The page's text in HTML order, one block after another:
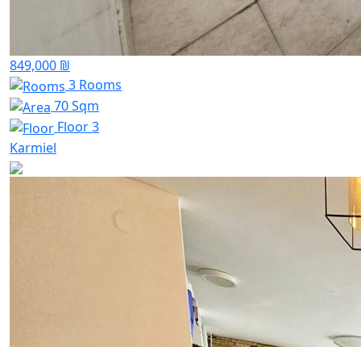
849,000 ₪
3 Rooms
70 Sqm
Floor 3
Karmiel